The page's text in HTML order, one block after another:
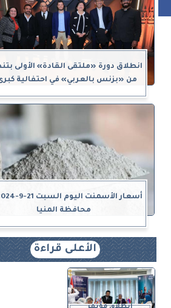
انطلاق دورة «ملتقى القادة» الأولى
من «بزنس بالعربي» في احتفالية
محافظة المنيا
الأعلى قراءة
انطلاق مؤتمر